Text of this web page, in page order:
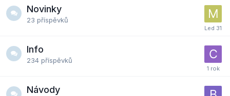
Novinky
23 příspěvků
Info
234 příspěvků
Návody